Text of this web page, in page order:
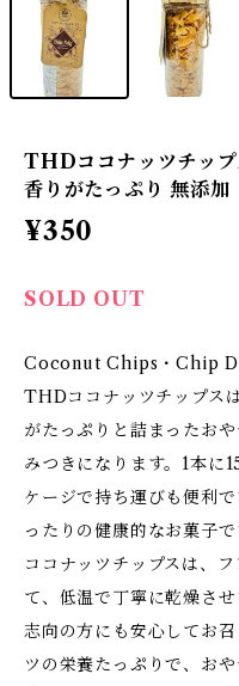
THDココナッツチップ
香りがたっぷり 無添加
¥350
SOLD OUT
Coconut Chips・Chip
THDココナッツチップス
がたっぷりと詰まったお
みつきになります。1本に
ケージで持ち運びも便利
ったりの健康的なお菓子で
ココナッツチップスは、
て、低温で丁寧に乾燥さ
志向の方にも安心してお
ツの栄養たっぷりで、お